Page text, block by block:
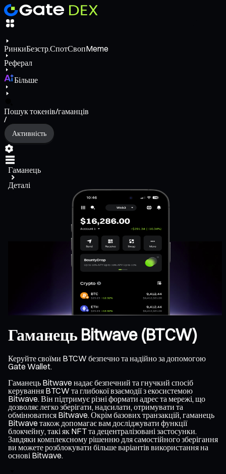
РинкиБезстр.СпотСвопMeme
Реферал
Більше
Пошук токенів/гаманців
/
Активність
Гаманець
Деталі
Гаманець Bitwave (BTCW)
Керуйте своїми BTCW безпечно та надійно за допомогою
Gate Wallet.
Гаманець Bitwave надає безпечний та гнучкий спосіб
керування BTCW та глибокої взаємодії з екосистемою
Bitwave. Він підтримує різні формати адрес та мережі, що
дозволяє легко зберігати, надсилати, отримувати та
обмінюватися Bitwave. Окрім базових транзакцій, гаманець
Bitwave також допомагає вам досліджувати функції
блокчейну, такі як NFT та децентралізовані застосунки.
Завдяки комплексному рішенню для самостійного зберігання
ви можете розблокувати більше варіантів використання на
основі Bitwave.